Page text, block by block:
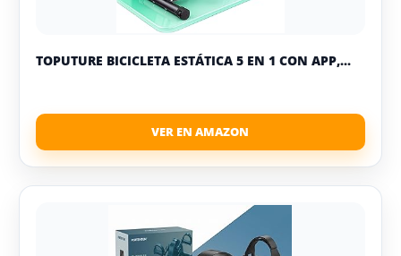
TOPUTURE BICICLETA ESTÁTICA 5 EN 1 CON APP,...